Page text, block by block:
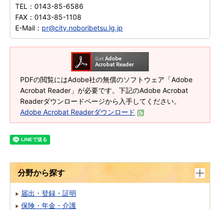
TEL： 0143-85-6586
FAX： 0143-85-1108
E-Mail： pr@city.noboribetsu.lg.jp
PDFの閲覧にはAdobe社の無償のソフトウェア「Adobe
Acrobat Reader」が必要です。下記のAdobe Acrobat
Readerダウンロードページから入手してください。
Adobe Acrobat Readerダウンロード
分野から探す
届出・登録・証明
保険・年金・介護